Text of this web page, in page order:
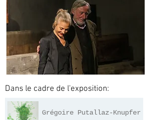
Dans le cadre de l'exposition:
Grégoire Putallaz-Knupfer